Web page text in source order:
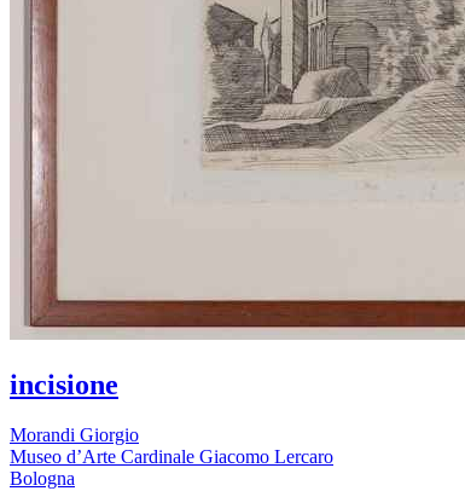
incisione
Morandi Giorgio
Museo d’Arte Cardinale Giacomo Lercaro
Bologna